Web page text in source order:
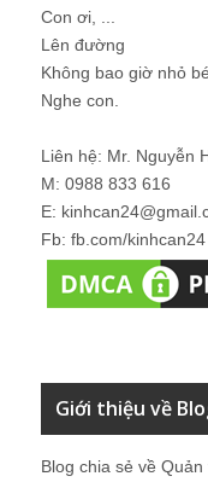
Con ơi, ...
Lên đường
Không bao giờ nhỏ
Nghe con.
Liên hệ: Mr. Nguyễn
M: 0988 833 616
E:
Fb: fb.com/kinhcan24
Giới thiệu về
Blog chia sẻ về